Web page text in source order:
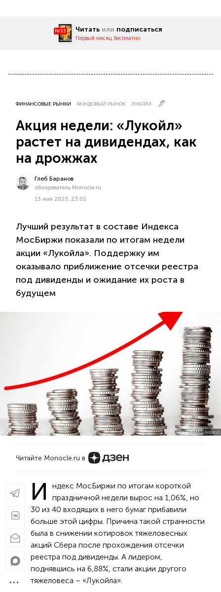
№33 Читать или подписаться
Первый месяц бесплатно
ФИНАНСОВЫЕ РЫНКИ ФОНДОВЫЙ РЫНОК ЛУКОЙЛ
Акция недели: «Лукойл»
растет на дивидендах, как
на дрожжах
Глеб Баранов
обозреватель Monocle.ru
13 мая 2023, 23:05
Лучший результат в составе Индекса
МосБиржи показали по итогам недели
акции «Лукойла». Поддержку им
оказывало приближение отсечки реестра
под дивиденды и ожидание их роста в
будущем
PIQSELS
Читайте Monocle.ru в
И
ндекс МосБиржи по итогам короткой
праздничной недели вырос на 1,06%, но
30 из 40 входящих в него бумаг прибавили
больше этой цифры. Причина такой странности
была в снижении котировок тяжеловесных
акций Сбера после прохождения отсечки
реестра под дивиденды. А лидером,
поднявшись на 6,88%, стали акции другого
тяжеловеса – «Лукойла».